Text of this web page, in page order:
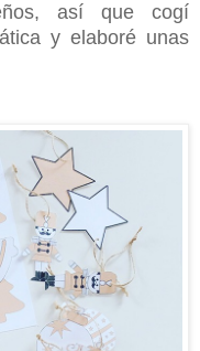
así que cogí
y elaboré unas